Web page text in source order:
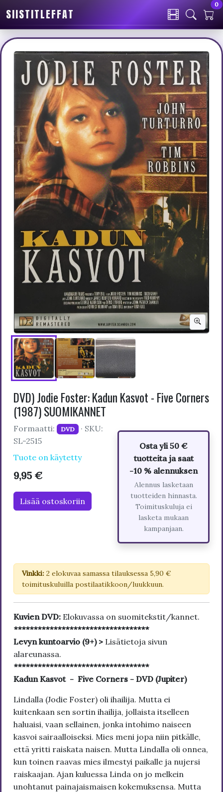
SIISTITLEFFAT
0
DVD) Jodie Foster: Kadun Kasvot - Five Corners
(1987) SUOMIKANNET
Formaatti: DVD · SKU:
SL-2515
Tuote on käytetty
9,95 €
Lisää ostoskoriin
Osta yli 50 €
tuotteita ja saat
-10 % alennuksen
Alennus lasketaan
tuotteiden hinnasta.
Toimituskuluja ei
lasketa mukaan
kampanjaan.
Vinkki: 2 elokuvaa samassa tilauksessa 5,90 €
toimituskuluilla postilaatikkoon/luukkuun.
Kuvien DVD: Elokuvassa on suomitekstit/kannet.
**********************************
Levyn kuntoarvio (9+) > Lisätietoja sivun
alareunassa.
**********************************
Kadun Kasvot - Five Corners - DVD (Jupiter)
Lindalla (Jodie Foster) oli ihailija. Mutta ei
kuitenkaan sen sortin ihailija, jollaista itselleen
haluaisi, vaan sellainen, jonka intohimo naiseen
kasvoi sairaalloiseksi. Mies meni jopa niin pitkälle,
että yritti raiskata naisen. Mutta Lindalla oli onnea,
kun toinen raavas mies ilmestyi paikalle ja nujersi
raiskaajan. Ajan kuluessa Linda on jo melkein
unohtanut painajaismaisen kokemuksensa. Mutta